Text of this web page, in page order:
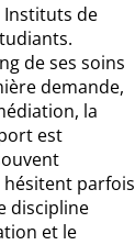
Instituts de
de ses soins
demande,
la
est
parfois
discipline
et le